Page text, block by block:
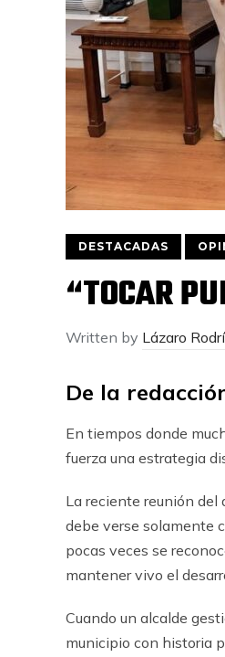
DESTACADAS
“TOCAR
Written by Lázaro
De la
En tiempos donde
fuerza una estrategia
La reciente reunión del
debe verse solamente
pocas veces se
mantener vivo el
Cuando un alcalde
municipio con historia